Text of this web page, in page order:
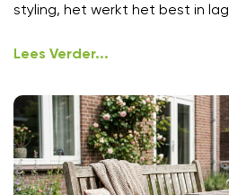
styling, het werkt het best in
Lees Verder...